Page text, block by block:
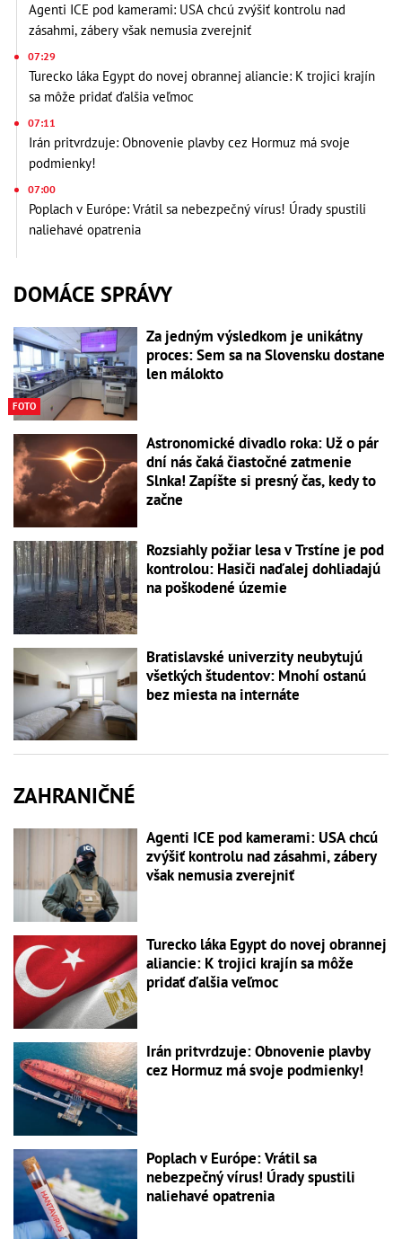
Agenti ICE pod kamerami: USA chcú zvýšiť kontrolu nad
zásahmi, zábery však nemusia zverejniť
07:29
Turecko láka Egypt do novej obrannej aliancie: K trojici krajín
sa môže pridať ďalšia veľmoc
07:11
Irán pritvrdzuje: Obnovenie plavby cez Hormuz má svoje
podmienky!
07:00
Poplach v Európe: Vrátil sa nebezpečný vírus! Úrady spustili
naliehavé opatrenia
DOMÁCE SPRÁVY
FOTO
Za jedným výsledkom je unikátny
proces: Sem sa na Slovensku dostane
len málokto
Astronomické divadlo roka: Už o pár
dní nás čaká čiastočné zatmenie
Slnka! Zapíšte si presný čas, kedy to
začne
Rozsiahly požiar lesa v Trstíne je pod
kontrolou: Hasiči naďalej dohliadajú
na poškodené územie
Bratislavské univerzity neubytujú
všetkých študentov: Mnohí ostanú
bez miesta na internáte
ZAHRANIČNÉ
Agenti ICE pod kamerami: USA chcú
zvýšiť kontrolu nad zásahmi, zábery
však nemusia zverejniť
Turecko láka Egypt do novej obrannej
aliancie: K trojici krajín sa môže
pridať ďalšia veľmoc
Irán pritvrdzuje: Obnovenie plavby
cez Hormuz má svoje podmienky!
Poplach v Európe: Vrátil sa
nebezpečný vírus! Úrady spustili
naliehavé opatrenia